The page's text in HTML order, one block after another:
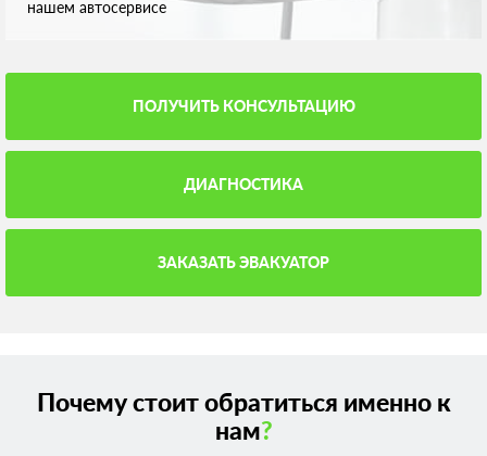
нашем автосервисе
ПОЛУЧИТЬ КОНСУЛЬТАЦИЮ
ДИАГНОСТИКА
ЗАКАЗАТЬ ЭВАКУАТОР
Почему стоит обратиться именно к
нам?